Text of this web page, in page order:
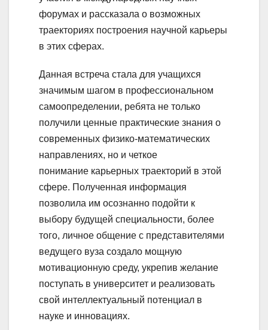
форумах и рассказала о возможных
траекториях построения научной карьеры
в этих сферах.
Данная встреча стала для учащихся
значимым шагом в профессиональном
самоопределении, ребята не только
получили ценные практические знания о
современных физико-математических
направлениях, но и четкое
понимание карьерных траекторий в этой
сфере. Полученная информация
позволила им осознанно подойти к
выбору будущей специальности, более
того, личное общение с представителями
ведущего вуза создало мощную
мотивационную среду, укрепив желание
поступать в университет и реализовать
свой интеллектуальный потенциал в
науке и инновациях.